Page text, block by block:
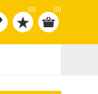
(0) (0)